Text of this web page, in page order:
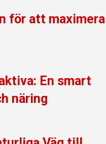
för att maximera
En smart
näring